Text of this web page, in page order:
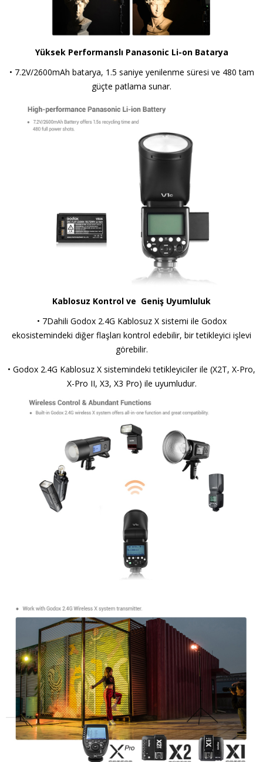
Yüksek Performanslı Panasonic Li-on Batarya
• 7.2V/2600mAh batarya, 1.5 saniye yenilenme süresi ve 480 tam
güçte patlama sunar.
Kablosuz Kontrol ve Geniş Uyumluluk
• 7Dahili Godox 2.4G Kablosuz X sistemi ile Godox
ekosistemindeki diğer flaşları kontrol edebilir, bir tetikleyici işlevi
görebilir.
• Godox 2.4G Kablosuz X sistemindeki tetikleyiciler ile (X2T, X-Pro,
X-Pro II, X3, X3 Pro) ile uyumludur.